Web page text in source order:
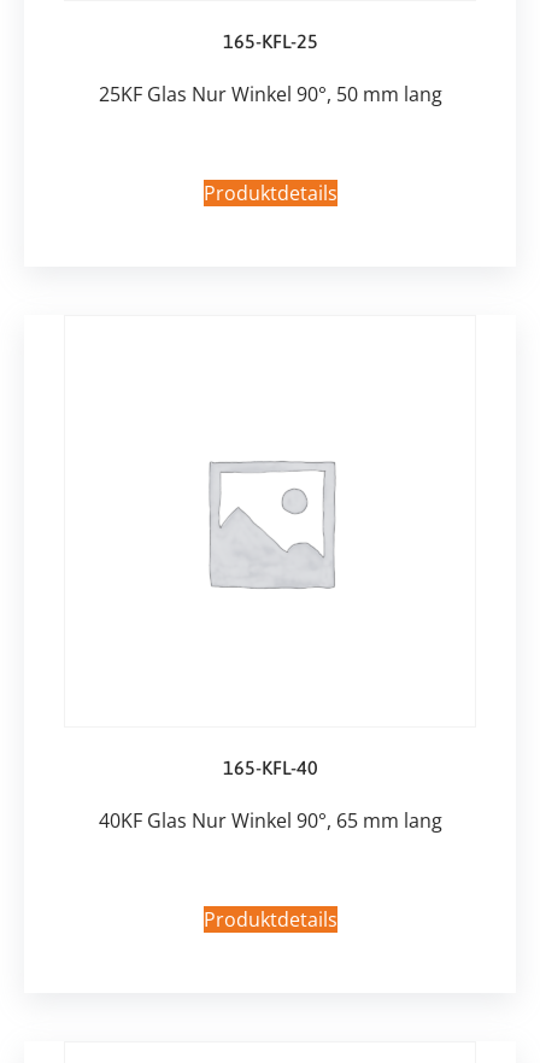
165-KFL-25
25KF Glas Nur Winkel 90°, 50 mm lang
Produktdetails
165-KFL-40
40KF Glas Nur Winkel 90°, 65 mm lang
Produktdetails